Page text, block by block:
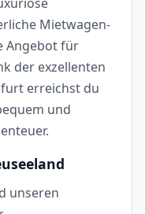
Mietwagen-
Angebot für
der exzellenten
erreichst du
und
unseren